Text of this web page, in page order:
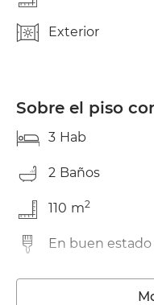
Exterior
Sobre el piso
3 Hab
2 Baños
110 m2
En buen estado
Lavadora